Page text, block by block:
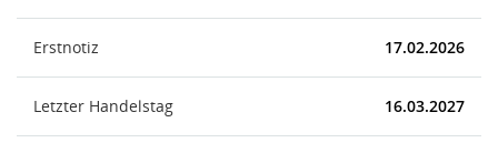
Erstnotiz 17.02.2026
Letzter Handelstag 16.03.2027